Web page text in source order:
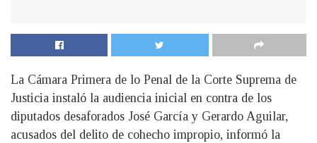
La Cámara Primera de lo Penal de la Corte Suprema de
Justicia instaló la audiencia inicial en contra de los
diputados desaforados José García y Gerardo Aguilar,
acusados del delito de cohecho impropio, informó la